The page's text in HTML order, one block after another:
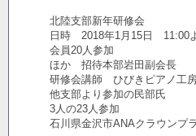
北陸支部新年研修会
日時 2018年1月15日 11:00
会員20人参加
ほか 招待本部岩田副会長
研修会講師 ひびきピアノ工
他支部より参加の民部氏
3人の23人参加
石川県金沢市ANAクラウンプ